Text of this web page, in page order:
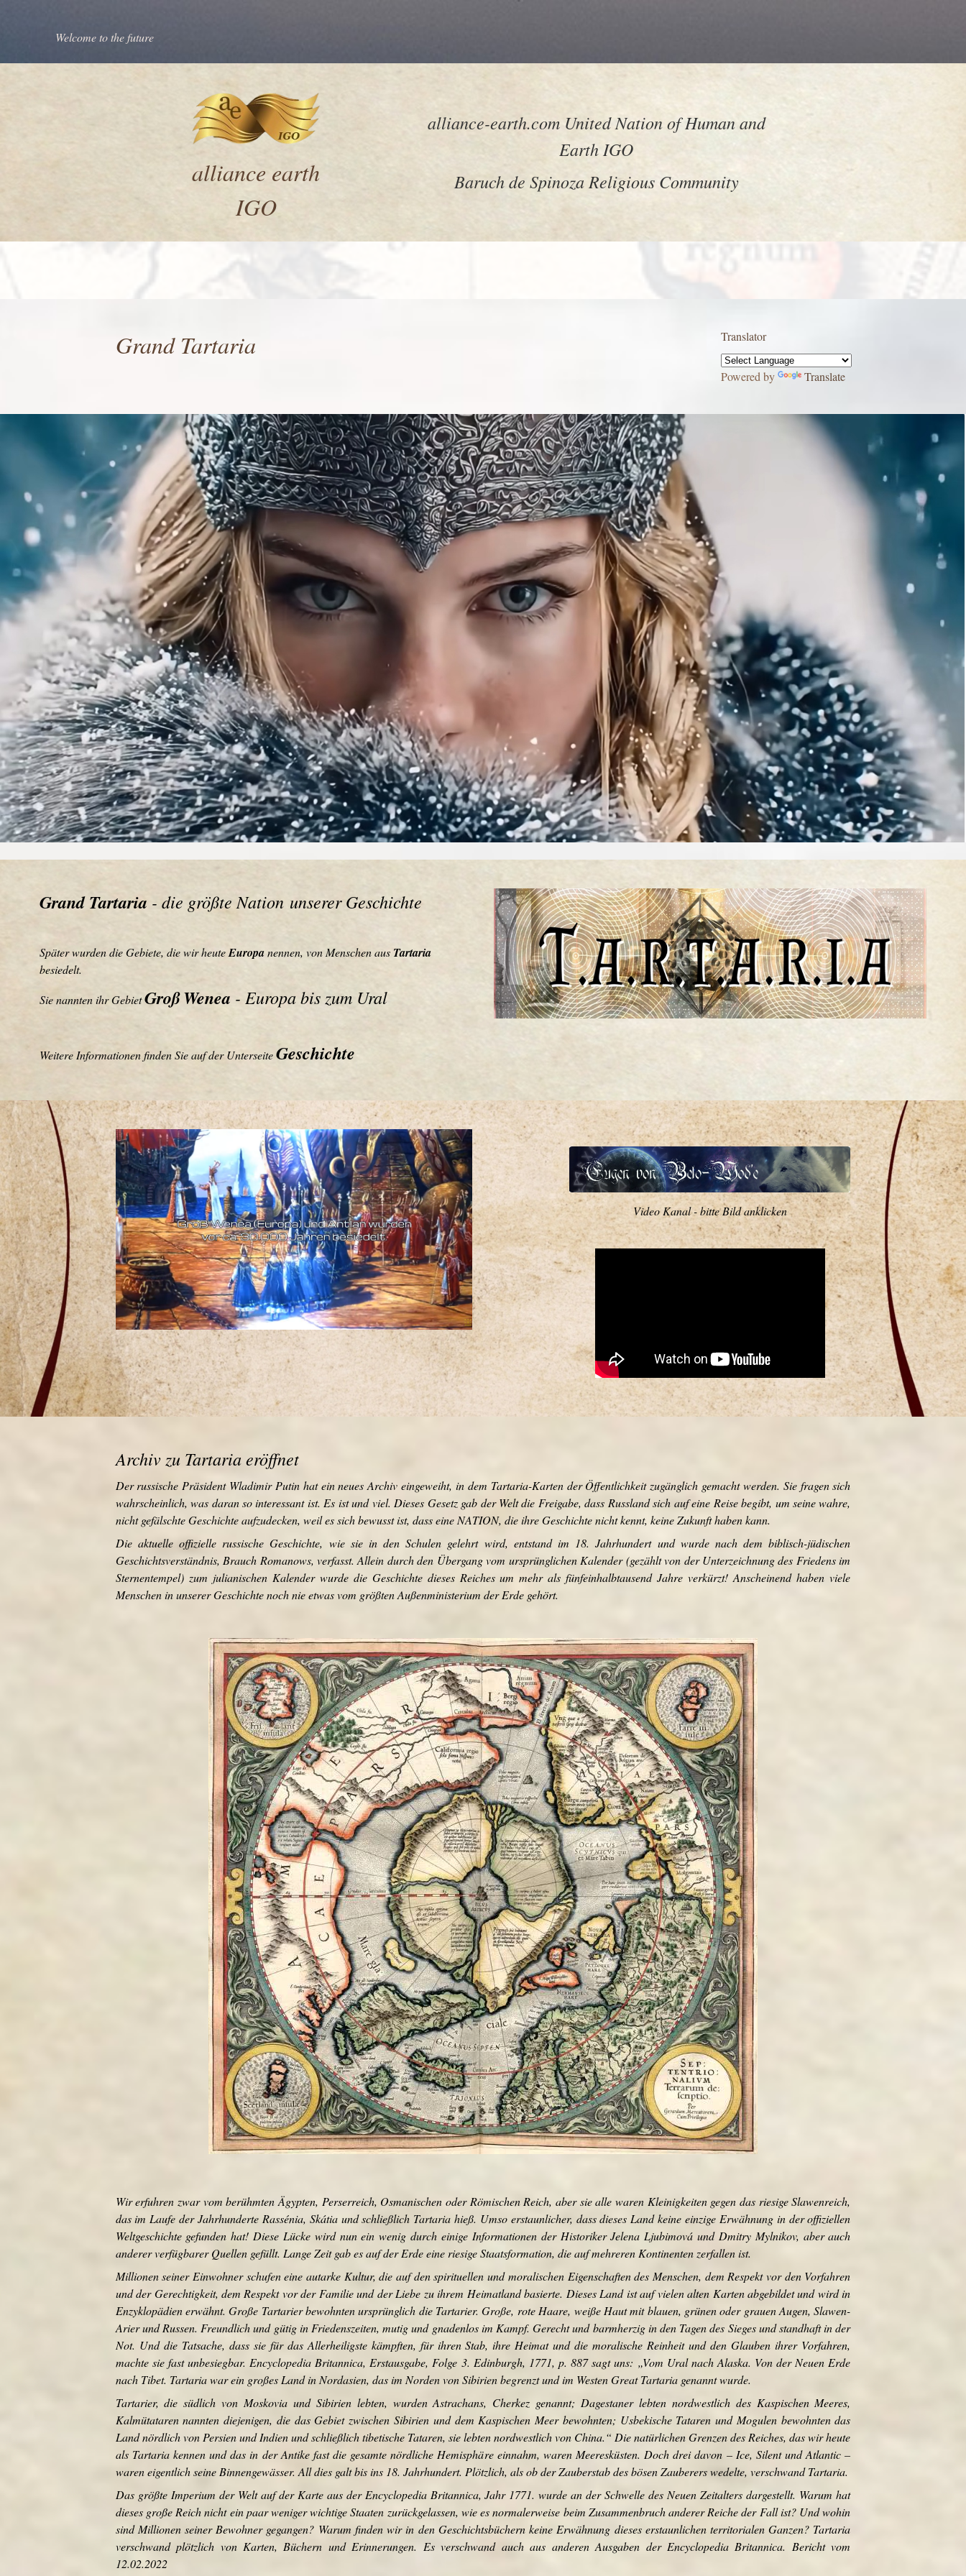
Welcome to the future
alliance earth
IGO
alliance-earth.com United Nation of Human and
Earth IGO
Baruch de Spinoza Religious Community
Grand Tartaria Translator
Powered by Translate
Grand Tartaria - die größte Nation unserer Geschichte
Später wurden die Gebiete, die wir heuteEuropanennen, von Menschen aus Tartaria
besiedelt.
Sie nannten ihr GebietGroßWenea - Europa bis zum Ural
Weitere Informationen finden Sie auf der Unterseite Geschichte
Video Kanal - bitte Bild anklicken
Archiv zu Tartaria eröffnet
Der russische Präsident Wladimir Putin hat ein neues Archiv eingeweiht, in dem Tartaria-Karten der Öffentlichkeit zugänglich gemacht werden. Sie fragen sich
wahrscheinlich, was daran so interessant ist. Es ist und viel. Dieses Gesetz gab der Welt die Freigabe, dass Russland sich auf eine Reise begibt, um seine wahre,
nicht gefälschte Geschichte aufzudecken, weil es sich bewusst ist, dass eine NATION, die ihre Geschichte nicht kennt, keine Zukunft haben kann.
Die aktuelle offizielle russische Geschichte, wie sie in den Schulen gelehrt wird, entstand im 18. Jahrhundert und wurde nach dem biblisch-jüdischen
Geschichtsverständnis, Brauch Romanows, verfasst.Allein durch den Übergang vom ursprünglichen Kalender (gezählt von der Unterzeichnung des Friedens im
Sternentempel) zum julianischen Kalender wurde die Geschichte dieses Reiches um mehr als fünfeinhalbtausend Jahre verkürzt! Anscheinend haben viele
Menschen in unserer Geschichte noch nie etwas vom größten Außenministerium der Erde gehört.
Wir erfuhren zwar vom berühmten Ägypten, Perserreich, Osmanischen oder Römischen Reich, aber sie alle waren Kleinigkeiten gegen das riesige Slawenreich,
das im Laufe der Jahrhunderte Rassénia, Skátia und schließlich Tartaria hieß. Umso erstaunlicher, dass dieses Land keine einzige Erwähnung in der offiziellen
Weltgeschichte gefunden hat! Diese Lücke wird nun ein wenig durch einige Informationen der Historiker Jelena Ljubimová und Dmitry Mylnikov, aber auch
anderer verfügbarer Quellen gefüllt. Lange Zeit gab es auf der Erde eine riesige Staatsformation, die auf mehreren Kontinenten zerfallen ist.
Millionen seiner Einwohner schufen eine autarke Kultur, die auf den spirituellen und moralischen Eigenschaften des Menschen, dem Respekt vor den Vorfahren
und der Gerechtigkeit, dem Respekt vor der Familie und der Liebe zu ihrem Heimatland basierte. Dieses Land ist auf vielen alten Karten abgebildet und wird in
Enzyklopädien erwähnt. Große Tartarier bewohnten ursprünglich die Tartarier. Große, rote Haare, weiße Haut mit blauen, grünen oder grauen Augen, Slawen-
Arier und Russen. Freundlich und gütig in Friedenszeiten, mutig und gnadenlos im Kampf. Gerecht und barmherzig in den Tagen des Sieges und standhaft in der
Not. Und die Tatsache, dass sie für das Allerheiligste kämpften, für ihren Stab, ihre Heimat und die moralische Reinheit und den Glauben ihrer Vorfahren,
machte sie fast unbesiegbar. Encyclopedia Britannica, Erstausgabe, Folge 3. Edinburgh, 1771, p. 887 sagt uns: „Vom Ural nach Alaska. Von der Neuen Erde
nach Tibet. Tartaria war ein großes Land in Nordasien, das im Norden von Sibirien begrenzt und im Westen Great Tartaria genannt wurde.
Tartarier, die südlich von Moskovia und Sibirien lebten, wurden Astrachans, Cherkez genannt; Dagestaner lebten nordwestlich des Kaspischen Meeres,
Kalmütataren nannten diejenigen, die das Gebiet zwischen Sibirien und dem Kaspischen Meer bewohnten; Usbekische Tataren und Mogulen bewohnten das
Land nördlich von Persien und Indien und schließlich tibetische Tataren, sie lebten nordwestlich von China.“ Die natürlichen Grenzen des Reiches, das wir heute
als Tartaria kennen und das in der Antike fast die gesamte nördliche Hemisphäre einnahm, waren Meeresküsten. Doch drei davon – Ice, Silent und Atlantic –
waren eigentlich seine Binnengewässer. All dies galt bis ins 18. Jahrhundert. Plötzlich, als ob der Zauberstab des bösen Zauberers wedelte, verschwand Tartaria.
Das größte Imperium der Welt auf der Karte aus der Encyclopedia Britannica, Jahr 1771. wurde an der Schwelle des Neuen Zeitalters dargestellt. Warum hat
dieses große Reich nicht ein paar weniger wichtige Staaten zurückgelassen, wie es normalerweise beim Zusammenbruch anderer Reiche der Fall ist? Und wohin
sind Millionen seiner Bewohner gegangen? Warum finden wir in den Geschichtsbüchern keine Erwähnung dieses erstaunlichen territorialen Ganzen? Tartaria
verschwand plötzlich von Karten, Büchern und Erinnerungen. Es verschwand auch aus anderen Ausgaben der Encyclopedia Britannica. Bericht vom
12.02.2022